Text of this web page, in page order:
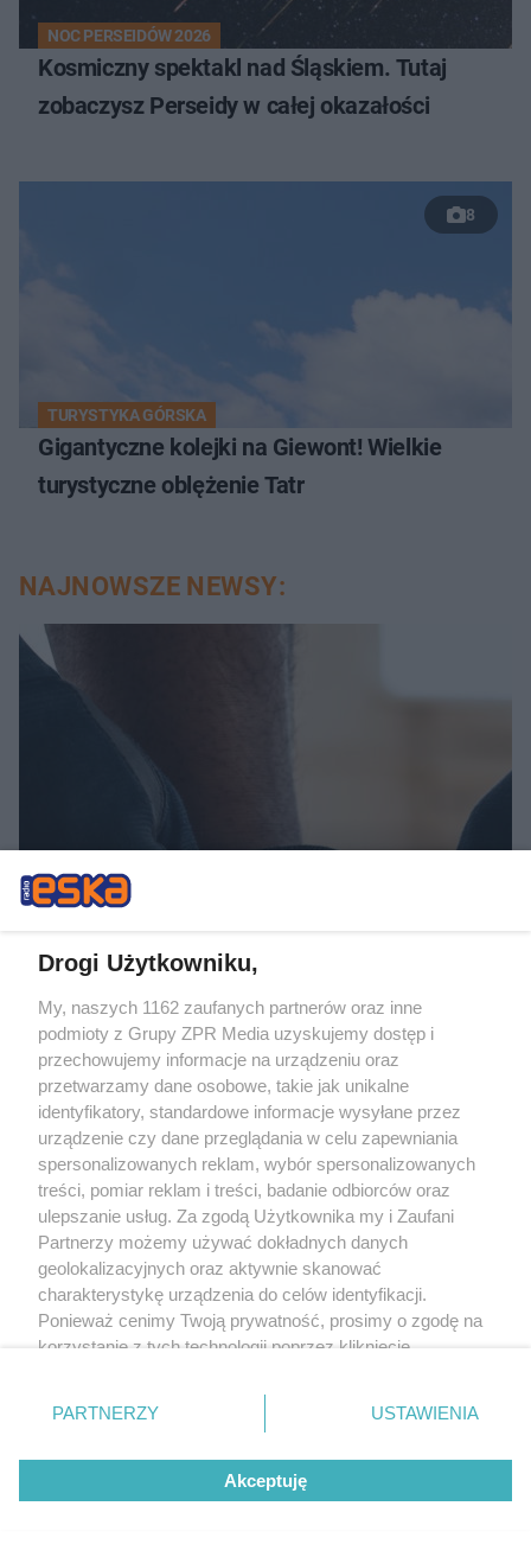
NOC PERSEIDÓW 2026
Kosmiczny spektakl nad Śląskiem. Tutaj
zobaczysz Perseidy w całej okazałości
8
TURYSTYKA GÓRSKA
Gigantyczne kolejki na Giewont! Wielkie
turystyczne oblężenie Tatr
NAJNOWSZE NEWSY:
karierę. „Bestia” schodzi z
parkietu po 20 latach
DOMOWE PORZĄDKI
Hiszpański sposób na czystą
toaletę. Rozpuszcza kamień i
osady przez noc
Drogi Użytkowniku,
My, naszych 1162 zaufanych partnerów oraz inne
podmioty z Grupy ZPR Media uzyskujemy dostęp i
przechowujemy informacje na urządzeniu oraz
przetwarzamy dane osobowe, takie jak unikalne
identyfikatory, standardowe informacje wysyłane przez
urządzenie czy dane przeglądania w celu zapewniania
spersonalizowanych reklam, wybór spersonalizowanych
treści, pomiar reklam i treści, badanie odbiorców oraz
ulepszanie usług. Za zgodą Użytkownika my i Zaufani
Partnerzy możemy używać dokładnych danych
geolokalizacyjnych oraz aktywnie skanować
charakterystykę urządzenia do celów identyfikacji.
Ponieważ cenimy Twoją prywatność, prosimy o zgodę na
korzystanie z tych technologii poprzez kliknięcie
zmienić/wycofać klikając przycisk ustawień prywatności
znajdujący się w lewym dolnym rogu strony
rodzaje przetwarzania danych nie wymagają zgody
użytkownika, ale masz prawo sprzeciwić się takiemu
przetwarzaniu. Preferencje będą miały zastosowanie tylko
PARTNERZY USTAWIENIA
Akceptuję